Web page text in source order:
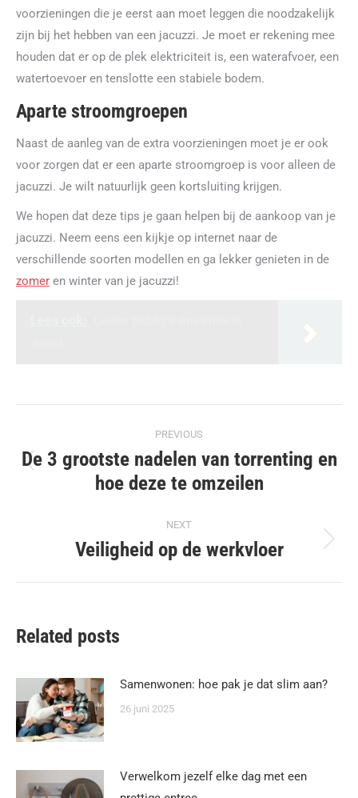
voorzieningen die je eerst aan moet leggen die noodzakelijk
zijn bij het hebben van een jacuzzi. Je moet er rekening mee
houden dat er op de plek elektriciteit is, een waterafvoer, een
watertoevoer en tenslotte een stabiele bodem.
Aparte stroomgroepen
Naast de aanleg van de extra voorzieningen moet je er ook
voor zorgen dat er een aparte stroomgroep is voor alleen de
jacuzzi. Je wilt natuurlijk geen kortsluiting krijgen.
We hopen dat deze tips je gaan helpen bij de aankoop van je
jacuzzi. Neem eens een kijkje op internet naar de
verschillende soorten modellen en ga lekker genieten in de
zomer en winter van je jacuzzi!
navigation
PREVIOUS
Previous
post:
De 3 grootste nadelen van torrenting en
hoe deze te omzeilen
NEXT
Next
Veiligheid op de werkvloer
Related posts
Samenwonen: hoe pak je dat slim aan?
26 juni 2025
Verwelkom jezelf elke dag met een